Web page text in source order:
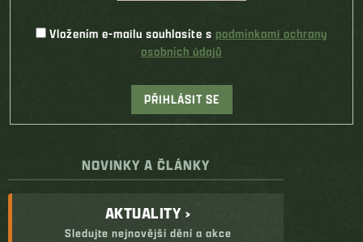
Vložením e-mailu souhlasíte s podmínkami ochrany
osobních údajů
PŘIHLÁSIT SE
NOVINKY A ČLÁNKY
AKTUALITY ›
Sledujte nejnovější dění a akce